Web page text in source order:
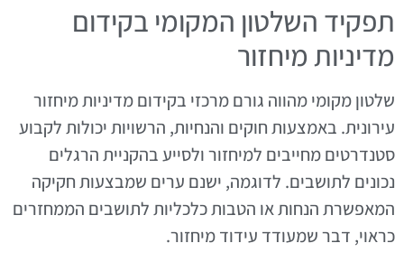
תפקיד השלטון המקומי בקידום
מדיניות מיחזור
שלטון מקומי מהווה גורם מרכזי בקידום מדיניות מיחזור
עירונית. באמצעות חוקים והנחיות, הרשויות יכולות לקבוע
סטנדרטים מחייבים למיחזור ולסייע בהקניית הרגלים
נכונים לתושבים. לדוגמה, ישנם ערים שמבצעות חקיקה
המאפשרת הנחות או הטבות כלכליות לתושבים הממחזרים
כראוי, דבר שמעודד עידוד מיחזור.